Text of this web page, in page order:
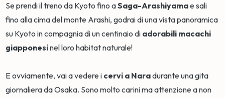
Se prendi il treno da Kyoto fino aSaga-Arashiyamae sali
fino alla cima del monte Arashi, godrai di una vista panoramica
su Kyoto in compagnia di un centinaio di adorabili macachi
giapponesinel loro habitat naturale!
E ovviamente, vai a vedere i cervi a Naradurante una gita
giornaliera da Osaka. Sono molto carini ma attenzione a non